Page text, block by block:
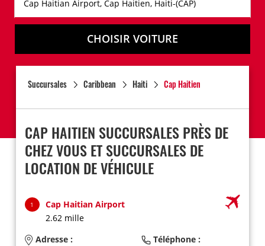
CHOISIR VOITURE
Succursales Caribbean Haiti Cap Haitien
CAP HAITIEN SUCCURSALES PRÈS DE
CHEZ VOUS ET SUCCURSALES DE
LOCATION DE VÉHICULE
1
Cap Haitian Airport
2.62 mille
Adresse :
Téléphone :